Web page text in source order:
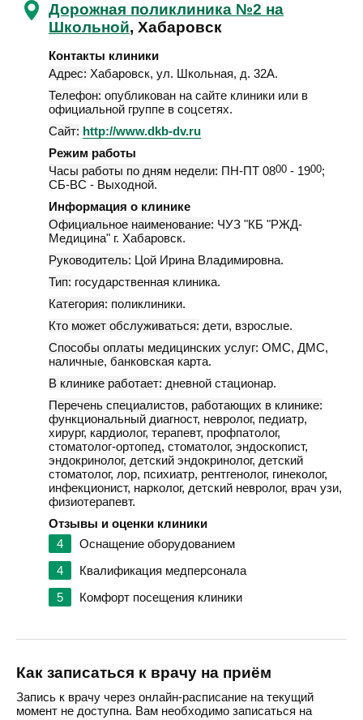
Дорожная поликлиника №2 на
Школьной, Хабаровск
Контакты клиники
Адрес: Хабаровск, ул. Школьная, д. 32А.
Телефон: опубликован на сайте клиники или в
официальной группе в соцсетях.
Сайт: http://www.dkb-dv.ru
Режим работы
Часы работы по дням недели: ПН-ПТ 0800 - 1900;
СБ-ВС - Выходной.
Информация о клинике
Официальное наименование: ЧУЗ "КБ "РЖД-
Медицина" г. Хабаровск.
Руководитель: Цой Ирина Владимировна.
Тип: государственная клиника.
Категория: поликлиники.
Кто может обслуживаться: дети, взрослые.
Способы оплаты медицинских услуг: ОМС, ДМС,
наличные, банковская карта.
В клинике работает: дневной стационар.
Перечень специалистов, работающих в клинике:
функциональный диагност, невролог, педиатр,
хирург, кардиолог, терапевт, профпатолог,
стоматолог-ортопед, стоматолог, эндоскопист,
эндокринолог, детский эндокринолог, детский
стоматолог, лор, психиатр, рентгенолог, гинеколог,
инфекционист, нарколог, детский невролог, врач узи,
физиотерапевт.
Отзывы и оценки клиники
4
Оснащение оборудованием
4
Квалификация медперсонала
5
Комфорт посещения клиники
Как записаться к врачу на приём
Запись к врачу через онлайн-расписание на текущий
момент не доступна. Вам необходимо записаться на